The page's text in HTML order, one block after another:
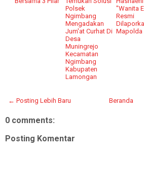
Polsek
Ngimbang
Mengadakan
Jum'at Curhat Di
Desa
Muningrejo
Kecamatan
Ngimbang
Kabupaten
Lamongan
"Wanita
Resmi
Mapolda
← Posting Lebih Baru Beranda
0 comments:
Posting Komentar